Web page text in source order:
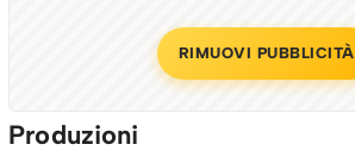
RIMUOVI PUBBLICITÀ
Produzioni